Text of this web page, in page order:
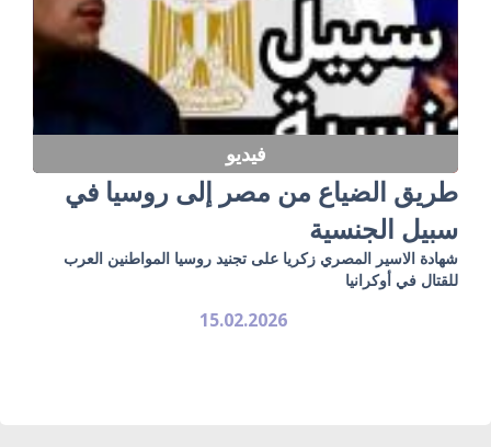
فيديو
طريق الضياع من مصر إلى روسيا في
سبيل الجنسية
شهادة الاسير المصري زكريا على تجنيد روسيا المواطنين العرب
للقتال في أوكرانيا
15.02.2026